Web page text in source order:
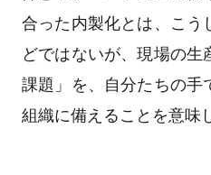
合った内製化とは、こう
どではないが、現場の生
課題」を、自分たちの手
組織に備えることを意味